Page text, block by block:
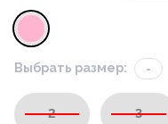
Выбрать размер: -
2 3